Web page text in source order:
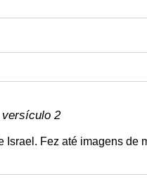
versículo 2
Israel. Fez até imagens de